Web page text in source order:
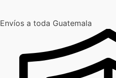
Envíos a toda Guatemala